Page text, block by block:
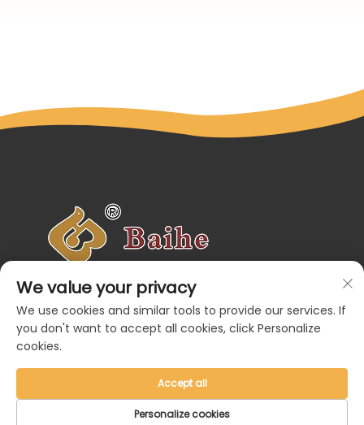
herné riešenia pre rodiny a komunity po celom svete.
Navigácia
Kategórie produktov
Kontaktujte nás
We value your privacy
We use cookies and similar tools to provide our services. If
you don't want to accept all cookies, click Personalize
cookies.
Personalize cookies
Accept all